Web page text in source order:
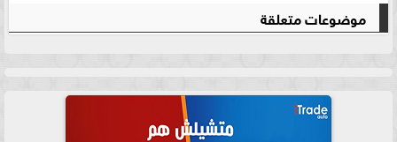
موضوعات متعلقة